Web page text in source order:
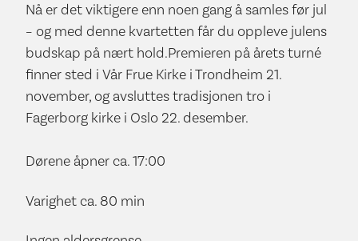
Nå er det viktigere enn noen gang å samles før jul
– og med denne kvartetten får du oppleve julens
budskap på nært hold.Premieren på årets turné
finner sted i Vår Frue Kirke i Trondheim 21.
november, og avsluttes tradisjonen tro i
Fagerborg kirke i Oslo 22. desember.
Dørene åpner ca. 17:00
Varighet ca. 80 min